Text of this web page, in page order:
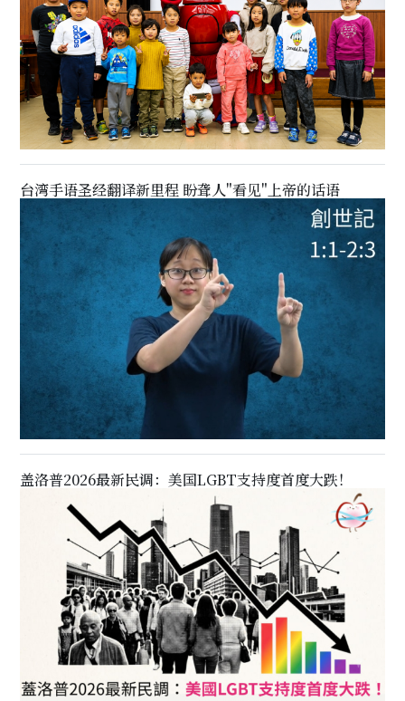
台湾手语圣经翻译新里程 盼聋人"看见"上帝的话语
盖洛普2026最新民调：美国LGBT支持度首度大跌！